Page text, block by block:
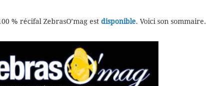
% récifal ZebrasO’mag est disponible. Voici son sommaire.